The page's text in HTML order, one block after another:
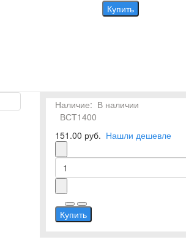
Купить
Наличие: В наличии
ВСТ1400
151.00 руб. Нашли дешевле
Купить